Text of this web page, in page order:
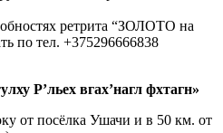
ретрита “ЗОЛОТО на
по тел. +375296666838
Р’льех вгах’нагл фхтагн»
от посёлка Ушачи и в 50 км. от